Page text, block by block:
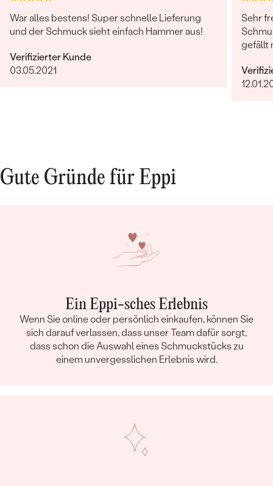
ANSEHEN
War alles bestens! Super schnelle Lieferung
und der Schmuck sieht einfach Hammer aus!
Verifizierter Kunde
03.05.2021
Sehr
gefällt
Gute Gründe für Eppi
Ein Eppi-sches Erlebnis
Wenn Sie online oder persönlich einkaufen, können Sie
sich darauf verlassen, dass unser Team dafür sorgt,
dass schon die Auswahl eines Schmuckstücks zu
einem unvergesslichen Erlebnis wird.